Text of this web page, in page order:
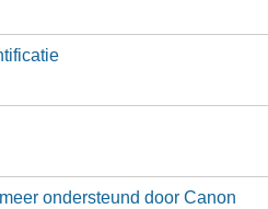
ondersteund door Canon